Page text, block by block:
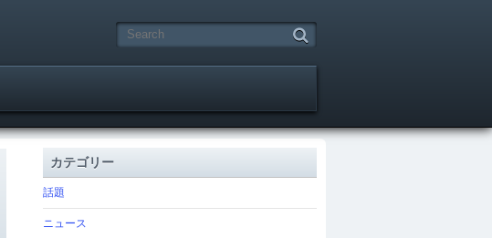
カテゴリー
話題
ニュース